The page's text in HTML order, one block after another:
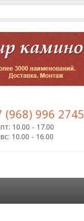
(968) 996 2745
10.00 - 17.00
10.00 - 16.00